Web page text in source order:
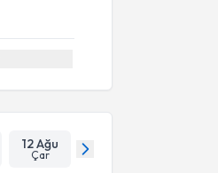
12 Ağu
Çar